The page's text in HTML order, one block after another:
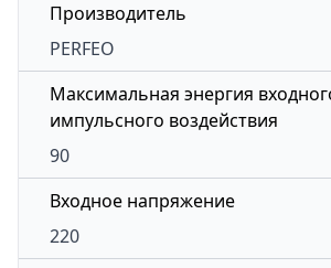
Производитель
PERFEO
Максимальная энергия
импульсного воздействия
90
Входное напряжение
220